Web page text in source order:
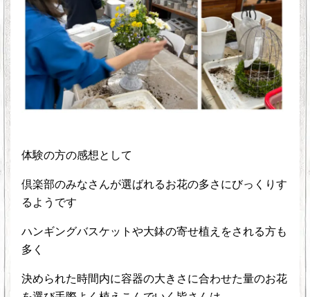
体験の方の感想として
倶楽部のみなさんが選ばれるお花の多さにびっくりす
るようです
ハンギングバスケットや大鉢の寄せ植えをされる方も
多く
決められた時間内に容器の大きさに合わせた量のお花